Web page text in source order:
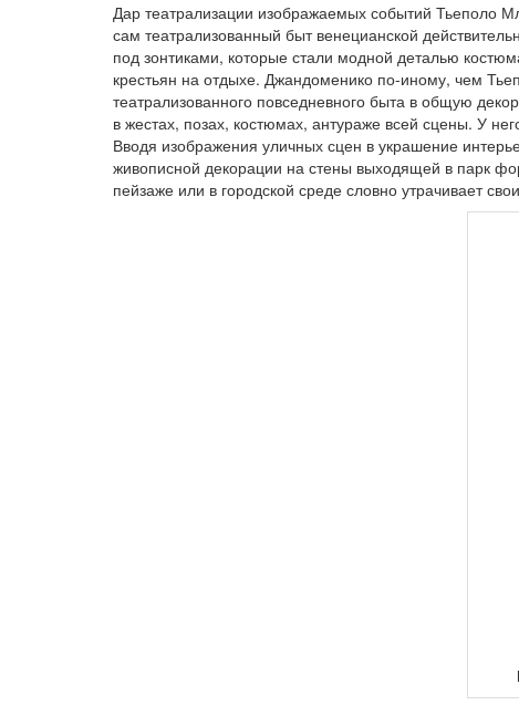
Дар театрализации изображаемых событий Тьеполо
сам театрализованный быт венецианской
под зонтиками, которые стали модной деталью
крестьян на отдыхе. Джандоменико по-иному, чем
театрализованного повседневного быта в общую
в жестах, позах, костюмах, антураже всей сцены. У
Вводя изображения уличных сцен в украшение
живописной декорации на стены выходящей в парк
пейзаже или в городской среде словно утрачивает